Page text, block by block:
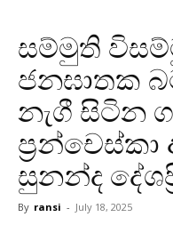
සම්මුති
ජනඝාතක
නැගී සිටින
සුනන්ද
By ransi - July 18, 2025